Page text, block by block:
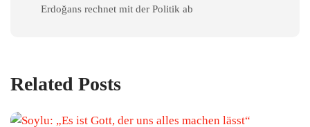
Erdoğans rechnet mit der Politik ab
Related Posts